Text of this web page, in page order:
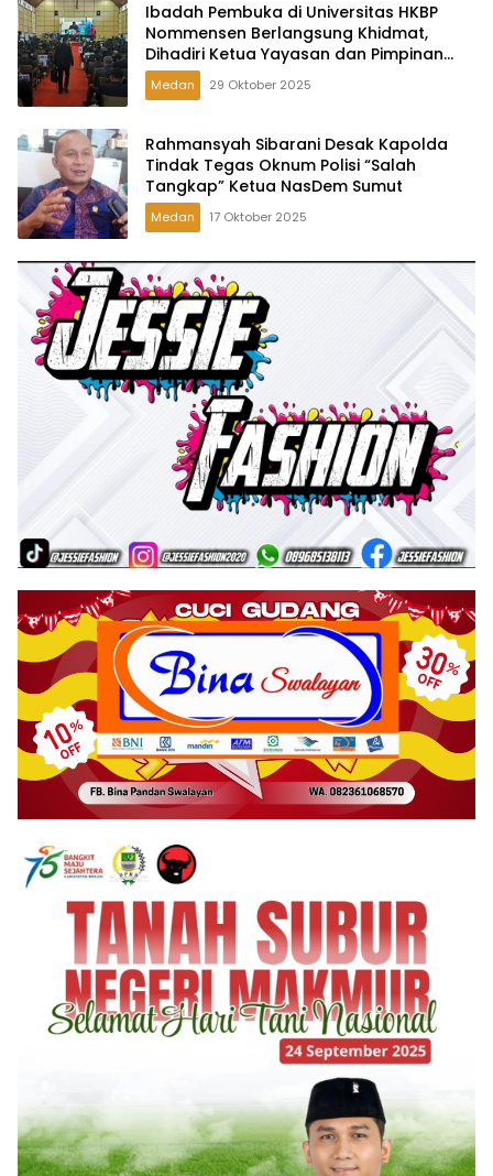
Ibadah Pembuka di Universitas HKBP
Nommensen Berlangsung Khidmat,
Dihadiri Ketua Yayasan dan Pimpinan
Kampus
Medan 29 Oktober 2025
Rahmansyah Sibarani Desak Kapolda
Tindak Tegas Oknum Polisi “Salah
Tangkap” Ketua NasDem Sumut
Medan 17 Oktober 2025